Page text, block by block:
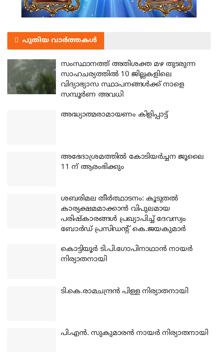
പുതിയ വാർത്തകൾ
സംസ്ഥാനത്ത് അതിശക്ത മഴ തുടരുന്ന
സാഹചര്യത്തിൽ 10 ജില്ലകളിലെ
വിദ്യാഭ്യാസ സ്ഥാപനങ്ങൾക്ക് നാളെ
സമ്പൂർണ അവധി
അദ്ധ്യാത്മരാമായണം കിളിപ്പാട്ട്
അഭേദാശ്രമത്തില്‍ കോടിയര്‍ച്ചന ജൂലൈ
11 ന് ആരംഭിക്കും
ശബരിമല തീര്‍ത്ഥാടനം: കൂടുതല്‍
കാര്യക്ഷമമാക്കാന്‍ വിപുലമായ
പരിഷ്‌കാരങ്ങള്‍ പ്രഖ്യാപിച്ച് ദേവസ്വം
ബോര്‍ഡ് പ്രസിഡന്റ് കെ.ജയകുമാര്‍
കൊട്ടിയൂര്‍ ടി.പി.ഗോപിനാഥാന്‍ നായര്‍
നിര്യാതനായി
ടി.കെ.രാമചന്ദ്രന്‍ പിള്ള നിര്യാതനായി
പി.എന്‍. സുകുമാരന്‍ നായര്‍ നിര്യാതനായി